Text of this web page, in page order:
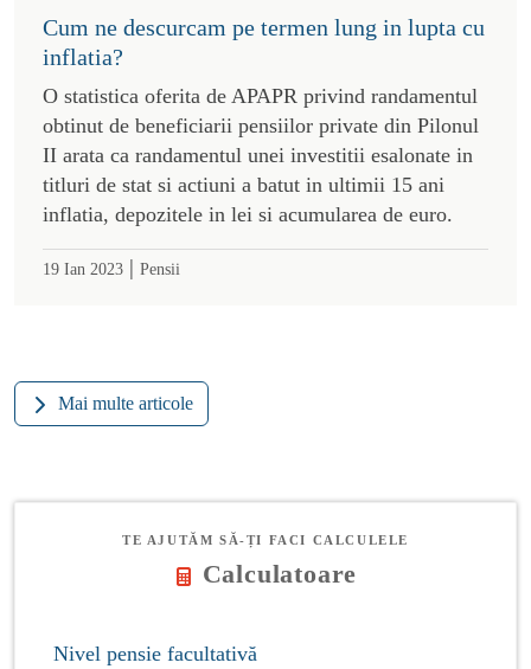
Cum ne descurcam pe termen lung in lupta cu
inflatia?
O statistica oferita de APAPR privind randamentul
obtinut de beneficiarii pensiilor private din Pilonul
II arata ca randamentul unei investitii esalonate in
titluri de stat si actiuni a batut in ultimii 15 ani
inflatia, depozitele in lei si acumularea de euro.
19 Ian 2023 | Pensii
Mai multe articole
TE AJUTĂM SĂ-ȚI FACI CALCULELE
Calculatoare
Nivel pensie facultativă